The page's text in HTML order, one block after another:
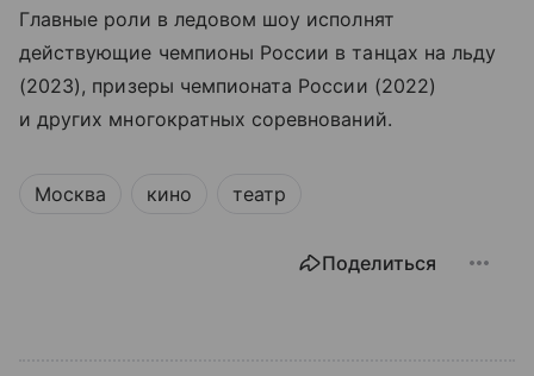
Главные роли в ледовом шоу исполнят
действующие чемпионы России в танцах на льду
(2023), призеры чемпионата России (2022)
и других многократных соревнований.
Москва кино театр
Поделиться